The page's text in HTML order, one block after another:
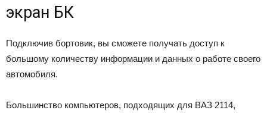
экран БК
Подключив бортовик, вы сможете получать доступ к
большому количеству информации и данных о работе своего
автомобиля.
Большинство компьютеров, подходящих для ВАЗ 2114,